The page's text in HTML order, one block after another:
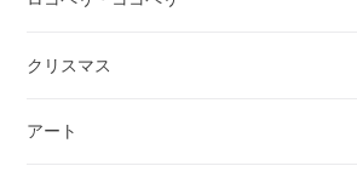
クリスマス
アート